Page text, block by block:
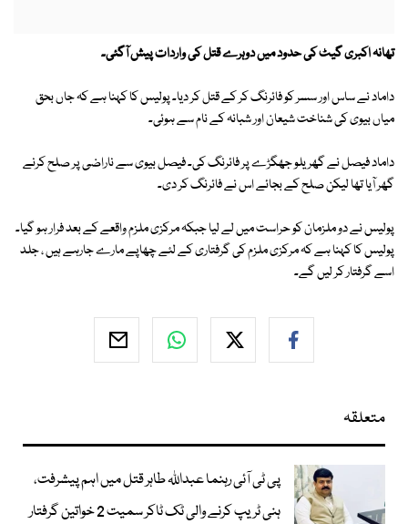
تھانہ اکبری گیٹ کی حدود میں دوہرے قتل کی واردات پیش آگئی۔
داماد نے ساس اور سسر کو فائرنگ کر کے قتل کر دیا۔ پولیس کا کہنا ہے کہ جاں بحق
میاں بیوی کی شناخت شیعان اور شبانہ کے نام سے ہوئی۔
داماد فیصل نے گھریلو جھگڑے پر فائرنگ کی۔ فیصل بیوی سے ناراضی پر صلح کرنے
گھر آیا تھا لیکن صلح کے بجائے اس نے فائرنگ کر دی۔
پولیس نے دو ملزمان کو حراست میں لے لیا جبکہ مرکزی ملزم واقعے کے بعد فرار ہو گیا۔
پولیس کا کہنا ہے کہ مرکزی ملزم کی گرفتاری کے لئے چھاپے مارے جارہے ہیں ، جلد
اسے گرفتار کر لیں گے۔
متعلقہ
پی ٹی آئی رہنما عبداللہ طاہر قتل میں اہم پیشرفت،
ہنی ٹریپ کرنے والی ٹک ٹاکر سمیت 2 خواتین گرفتار